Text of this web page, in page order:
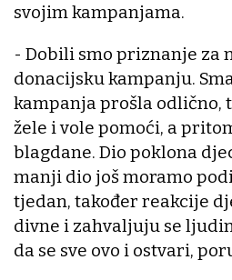
svojim kampanjama.
- Dobili smo priznanje za
donacijsku kampanju.
kampanja prošla odlično,
žele i vole pomoći, a
blagdane. Dio poklona
manji dio još moramo
tjedan, također reakcije
divne i zahvaljuju se
da se sve ovo i ostvari,